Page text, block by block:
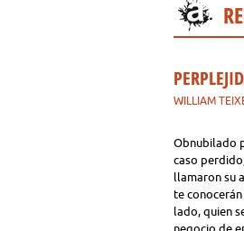
WILLIAM
Obnubilado
caso
llamaron su
te
lado, quien
negocio de